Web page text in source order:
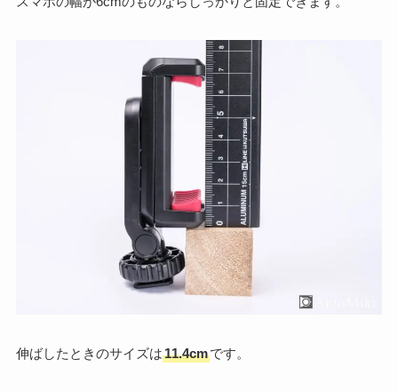
伸ばしたときのサイズは11.4cmです。